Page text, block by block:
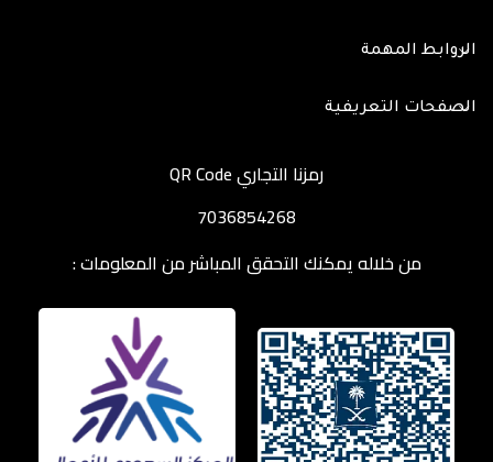
الروابط المهمة
الصفحات التعريفية
رمزنا التجاري QR Code
7036854268
من خلاله يمكنك التحقق المباشر من المعلومات :